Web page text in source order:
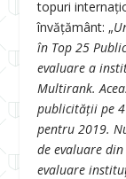
topuri
învățământ: „
în Top 25
evaluare a
Multirank.
publicității pe
pentru 2019.
de evaluare
evaluare